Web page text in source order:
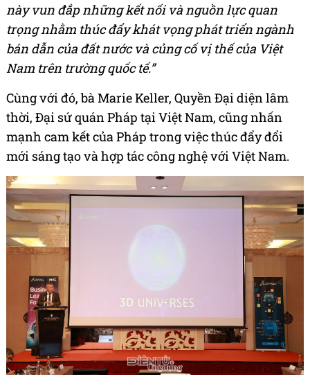
này vun đắp những kết nối và nguồn lực quan
trọng nhằm thúc đẩy khát vọng phát triển ngành
bán dẫn của đất nước và củng cố vị thế của Việt
Nam trên trường quốc tế.”
Cùng với đó, bà Marie Keller, Quyền Đại diện lâm
thời, Đại sứ quán Pháp tại Việt Nam, cũng nhấn
mạnh cam kết của Pháp trong việc thúc đẩy đổi
mới sáng tạo và hợp tác công nghệ với Việt Nam.